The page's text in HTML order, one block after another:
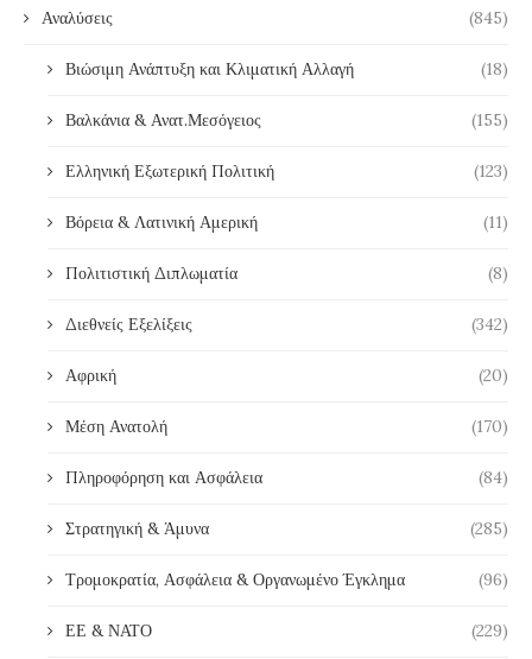
Αναλύσεις (845)
Βιώσιμη Ανάπτυξη και Κλιματική Αλλαγή (18)
Βαλκάνια & Ανατ.Μεσόγειος (155)
Ελληνική Εξωτερική Πολιτική (123)
Βόρεια & Λατινική Αμερική (11)
Πολιτιστική Διπλωματία (8)
Διεθνείς Εξελίξεις (342)
Αφρική (20)
Μέση Ανατολή (170)
Πληροφόρηση και Ασφάλεια (84)
Στρατηγική & Άμυνα (285)
Τρομοκρατία, Ασφάλεια & Οργανωμένο Έγκλημα (96)
ΕΕ & ΝΑΤΟ (229)